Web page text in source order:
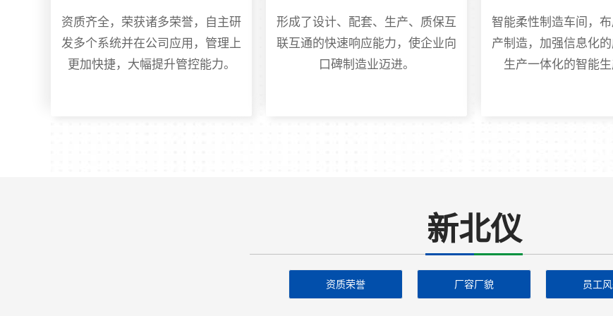
资质齐全，荣获诸多荣誉，自主研
发多个系统并在公司应用，管理上
更加快捷，大幅提升管控能力。
形成了设计、配套、生产、质保互
联互通的快速响应能力，使企业向
口碑制造业迈进。
智能柔性制造车间，
产制造，加强信息化
生产一体化的智能生
新北仪
资质荣誉 厂容厂貌 员工